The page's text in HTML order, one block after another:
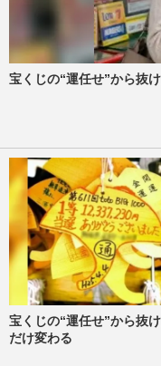
宝くじの“運任せ”から抜
宝くじの“運任せ”から抜
だけ変わる